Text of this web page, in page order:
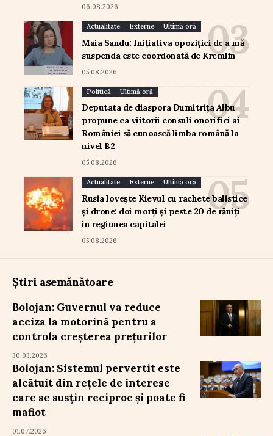
06.08.2026
Actualitate Externe Ultimă oră
Maia Sandu: Inițiativa opoziției de a mă
suspenda este coordonată de Kremlin
05.08.2026
Politică Ultimă oră
Deputata de diaspora Dumitrița Albu
propune ca viitorii consuli onorifici ai
României să cunoască limba română la
nivel B2
05.08.2026
Actualitate Externe Ultimă oră
Rusia lovește Kievul cu rachete balistice
și drone: doi morți și peste 20 de răniți
în regiunea capitalei
05.08.2026
Știri asemănătoare
Bolojan: Guvernul va reduce
acciza la motorină pentru a
controla creșterea prețurilor
30.03.2026
Bolojan: Sistemul pervertit este
alcătuit din rețele de interese
care se susțin reciproc și poate fi
mafiot
01.07.2026